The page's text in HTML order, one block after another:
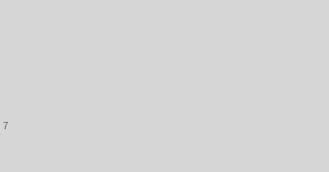
Posortowane